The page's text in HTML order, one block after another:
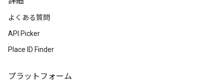
よくある質問
API Picker
Place ID Finder
プラットフォーム